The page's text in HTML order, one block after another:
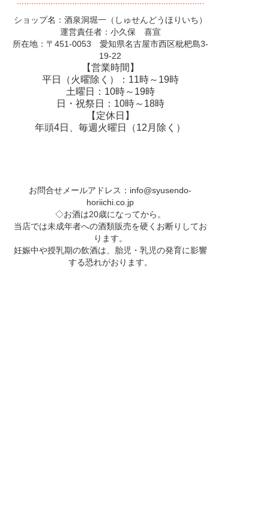
ショップ名：酒泉洞堀一（しゅせんどうほりいち）
運営責任者：小久保 喜宣
所在地：〒451-0053 愛知県名古屋市西区枇杷島3-
19-22
【営業時間】
平日（火曜除く）：11時～19時
土曜日：10時～19時
日・祝祭日：10時～18時
【定休日】
年頭4日、毎週火曜日（12月除く）
お問合せメールアドレス： info@syusendo-
horiichi.co.jp
◇お酒は20歳になってから。
当店では未成年者への酒類販売を硬くお断りしてお
ります。
妊娠中や授乳期の飲酒は、胎児・乳児の発育に影響
する恐れがおります。